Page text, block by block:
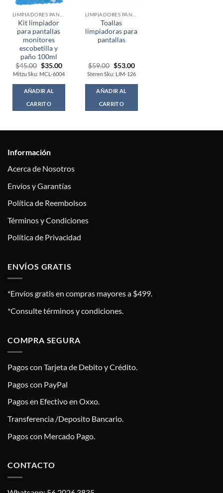
Kit limpiador
para pantallas
monitores
escobetilla y
paño 100ml
$45.00 Original
price
was:
$45.00.
$35.00Current
price
is:
$35.00.
Mitzu Sku: MCL-6004
AÑADIR AL
CARRITO
Toallas
limpiadoras para
pantallas
$59.00 Original
price
was:
$59.00.
$53.00Current
price
is:
$53.00.
Steren Sku: LIM-126
AÑADIR AL
CARRITO
Información
Acerca de Nosotros
Envíos y Garantías
Política de Reembolsos
Términos y Condiciones
Política de Privacidad
ENVÍOS GRATIS
*Envíos gratis en compras mayores a $499.
*Consulte términos y condiciones.
COMPRA SEGURA
Pagos con Tarjeta de Debito y Crédito.
Pagos con PayPal
Pagos en Efectivo en Oxxo.
Transferencia /Deposito Bancario.
Pagos con Mercado Pago.
CONTACTO